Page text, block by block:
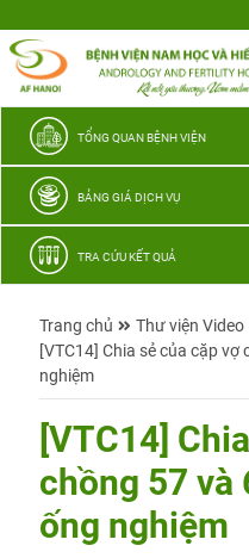
thương
TỔNG QUAN BỆNH VIỆN
BẢNG GIÁ DỊCH VỤ
TRA CỨU KẾT QUẢ
Trang chủ
Thư viện Video
[VTC14] Chia sẻ của cặp
nghiệm
[VTC14]
chồng 57 và
ống nghiệm